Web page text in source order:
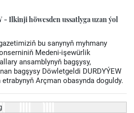
- Ilkinji höwesden ussatlyga uzan ýol
bu sanynyň myhmany
Medeni-işewürlik
ansamblynyň bagşysy,
bagşysy Döwletgeldi DURDYÝEW
etrabynyň Arçman obasynda doguldy.